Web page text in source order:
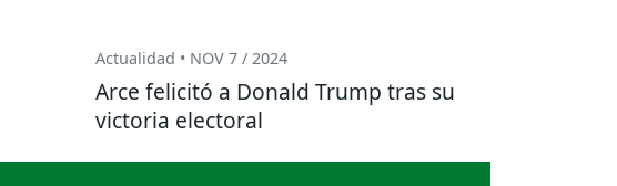
Actualidad • NOV 7 / 2024
Arce felicitó a Donald Trump tras su
victoria electoral